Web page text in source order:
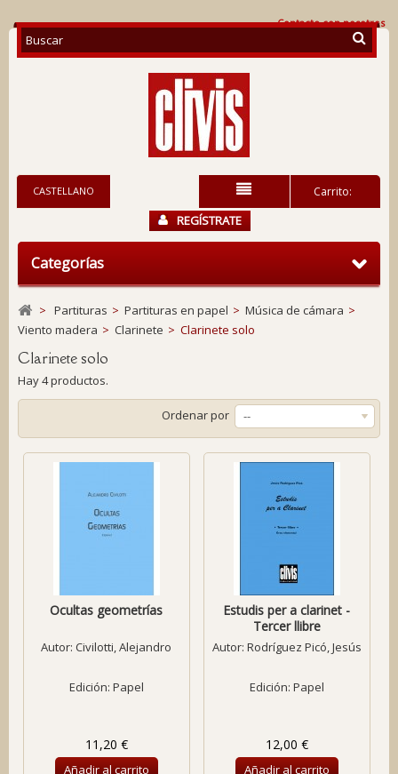
Contacte con nosotros
Carrito:
CASTELLANO
REGÍSTRATE
Categorías
> Partituras > Partituras en papel > Música de cámara >
Viento madera > Clarinete > Clarinete solo
Clarinete solo
Hay 4 productos.
Ordenar por --
Ocultas geometrías
Autor:Civilotti, Alejandro
Edición: Papel
11,20 €
Añadir al carrito
Estudis per a clarinet -
Tercer llibre
Autor: Rodríguez Picó, Jesús
Edición: Papel
12,00 €
Añadir al carrito